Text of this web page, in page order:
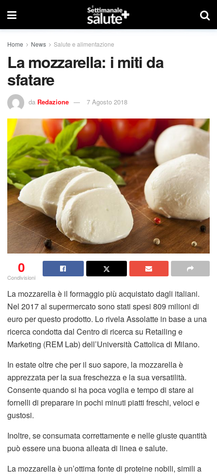
Home News Salute e alimentazione
La mozzarella: i miti da
sfatare
da Redazione 7 Agosto 2018
0
Condivisioni
La mozzarella è il formaggio più acquistato dagli italiani.
Nel 2017 al supermercato sono stati spesi 809 milioni di
euro per questo prodotto. Lo rivela Assolatte in base a una
ricerca condotta dal Centro di ricerca su Retailing e
Marketing (REM Lab) dell’Università Cattolica di Milano.
In estate oltre che per il suo sapore, la mozzarella è
apprezzata per la sua freschezza e la sua versatilità.
Consente quando si ha poca voglia e tempo di stare ai
fornelli di preparare in pochi minuti piatti freschi, veloci e
gustosi.
Inoltre, se consumata correttamente e nelle giuste quantità
può essere una buona alleata di linea e salute.
La mozzarella è un’ottima fonte di proteine nobili, simili a